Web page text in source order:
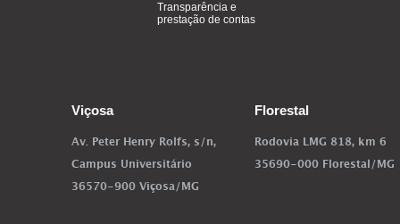
Transparência e
prestação de contas
Viçosa
Av. Peter Henry Rolfs, s/n,
Campus Universitário
36570-900 Viçosa/MG
Florestal
Rodovia LMG 818, km 6
35690-000 Florestal/MG